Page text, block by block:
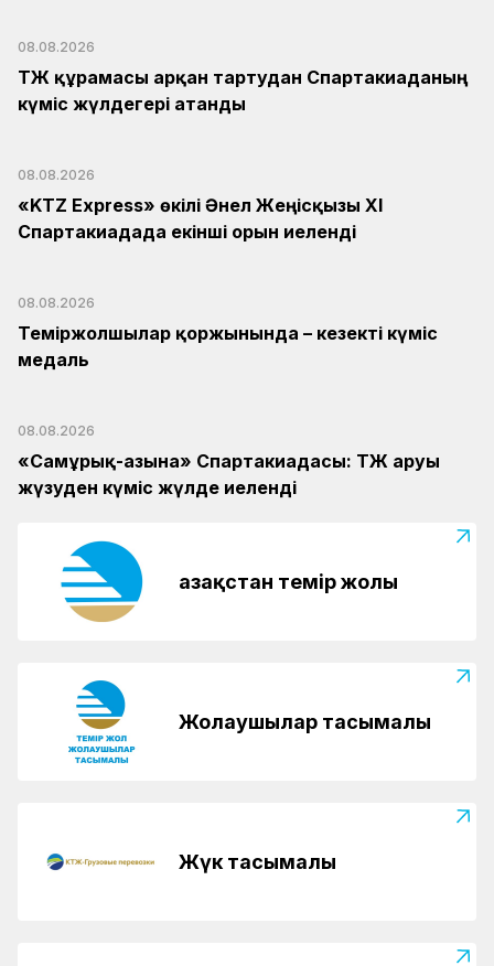
08.08.2026
ҚТЖ құрамасы арқан тартудан Спартакиаданың
күміс жүлдегері атанды
08.08.2026
«KTZ Express» өкілі Әнел Жеңісқызы XI
Спартакиадада екінші орын иеленді
08.08.2026
Теміржолшылар қоржынында – кезекті күміс
медаль
08.08.2026
«Самұрық-Қазына» Спартакиадасы: ҚТЖ аруы
жүзуден күміс жүлде иеленді
Қазақстан темір жолы
Жолаушылар тасымалы
Жүк тасымалы